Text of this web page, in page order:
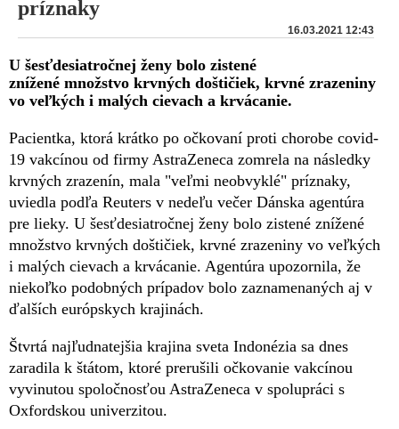
príznaky
16.03.2021 12:43
U šesťdesiatročnej ženy bolo zistené
znížené množstvo krvných doštičiek, krvné zrazeniny
vo veľkých i malých cievach a krvácanie.
Pacientka, ktorá krátko po očkovaní proti chorobe covid-
19 vakcínou od firmy AstraZeneca zomrela na následky
krvných zrazenín, mala "veľmi neobvyklé" príznaky,
uviedla podľa Reuters v nedeľu večer Dánska agentúra
pre lieky. U šesťdesiatročnej ženy bolo zistené znížené
množstvo krvných doštičiek, krvné zrazeniny vo veľkých
i malých cievach a krvácanie. Agentúra upozornila, že
niekoľko podobných prípadov bolo zaznamenaných aj v
ďalších európskych krajinách.
Štvrtá najľudnatejšia krajina sveta Indonézia sa dnes
zaradila k štátom, ktoré prerušili očkovanie vakcínou
vyvinutou spoločnosťou AstraZeneca v spolupráci s
Oxfordskou univerzitou.